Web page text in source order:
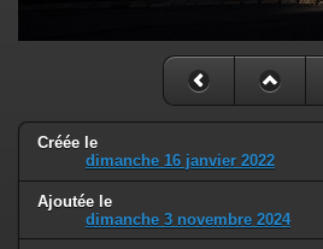
Créée le
dimanche 16 janvier 2022
Ajoutée le
dimanche 3 novembre 2024